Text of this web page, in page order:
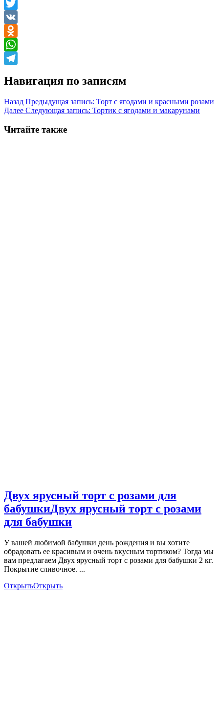
Facebook
Twitter
VK
Odnoklassniki
WhatsApp
Навигация по записям
Назад Предыдущая запись: Торт с ягодами и красными розами
Далее Следующая запись: Тортик с ягодами и макарунами
Читайте также
Двух ярусный торт с розами для
бабушкиДвух ярусный торт с розами
для бабушки
У вашей любимой бабушки день рождения и вы хотите
обрадовать ее красивым и очень вкусным тортиком? Тогда мы
вам предлагаем Двух ярусный торт с розами для бабушки 2 кг.
Покрытие сливочное. ...
ОткрытьОткрыть